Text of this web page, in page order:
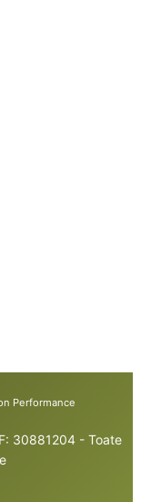
Performance
30881204 - Toate